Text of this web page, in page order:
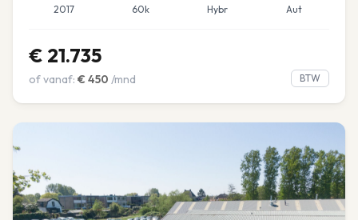
2017 60k Hybr Aut
€ 21.735
of vanaf: € 450 /mnd BTW